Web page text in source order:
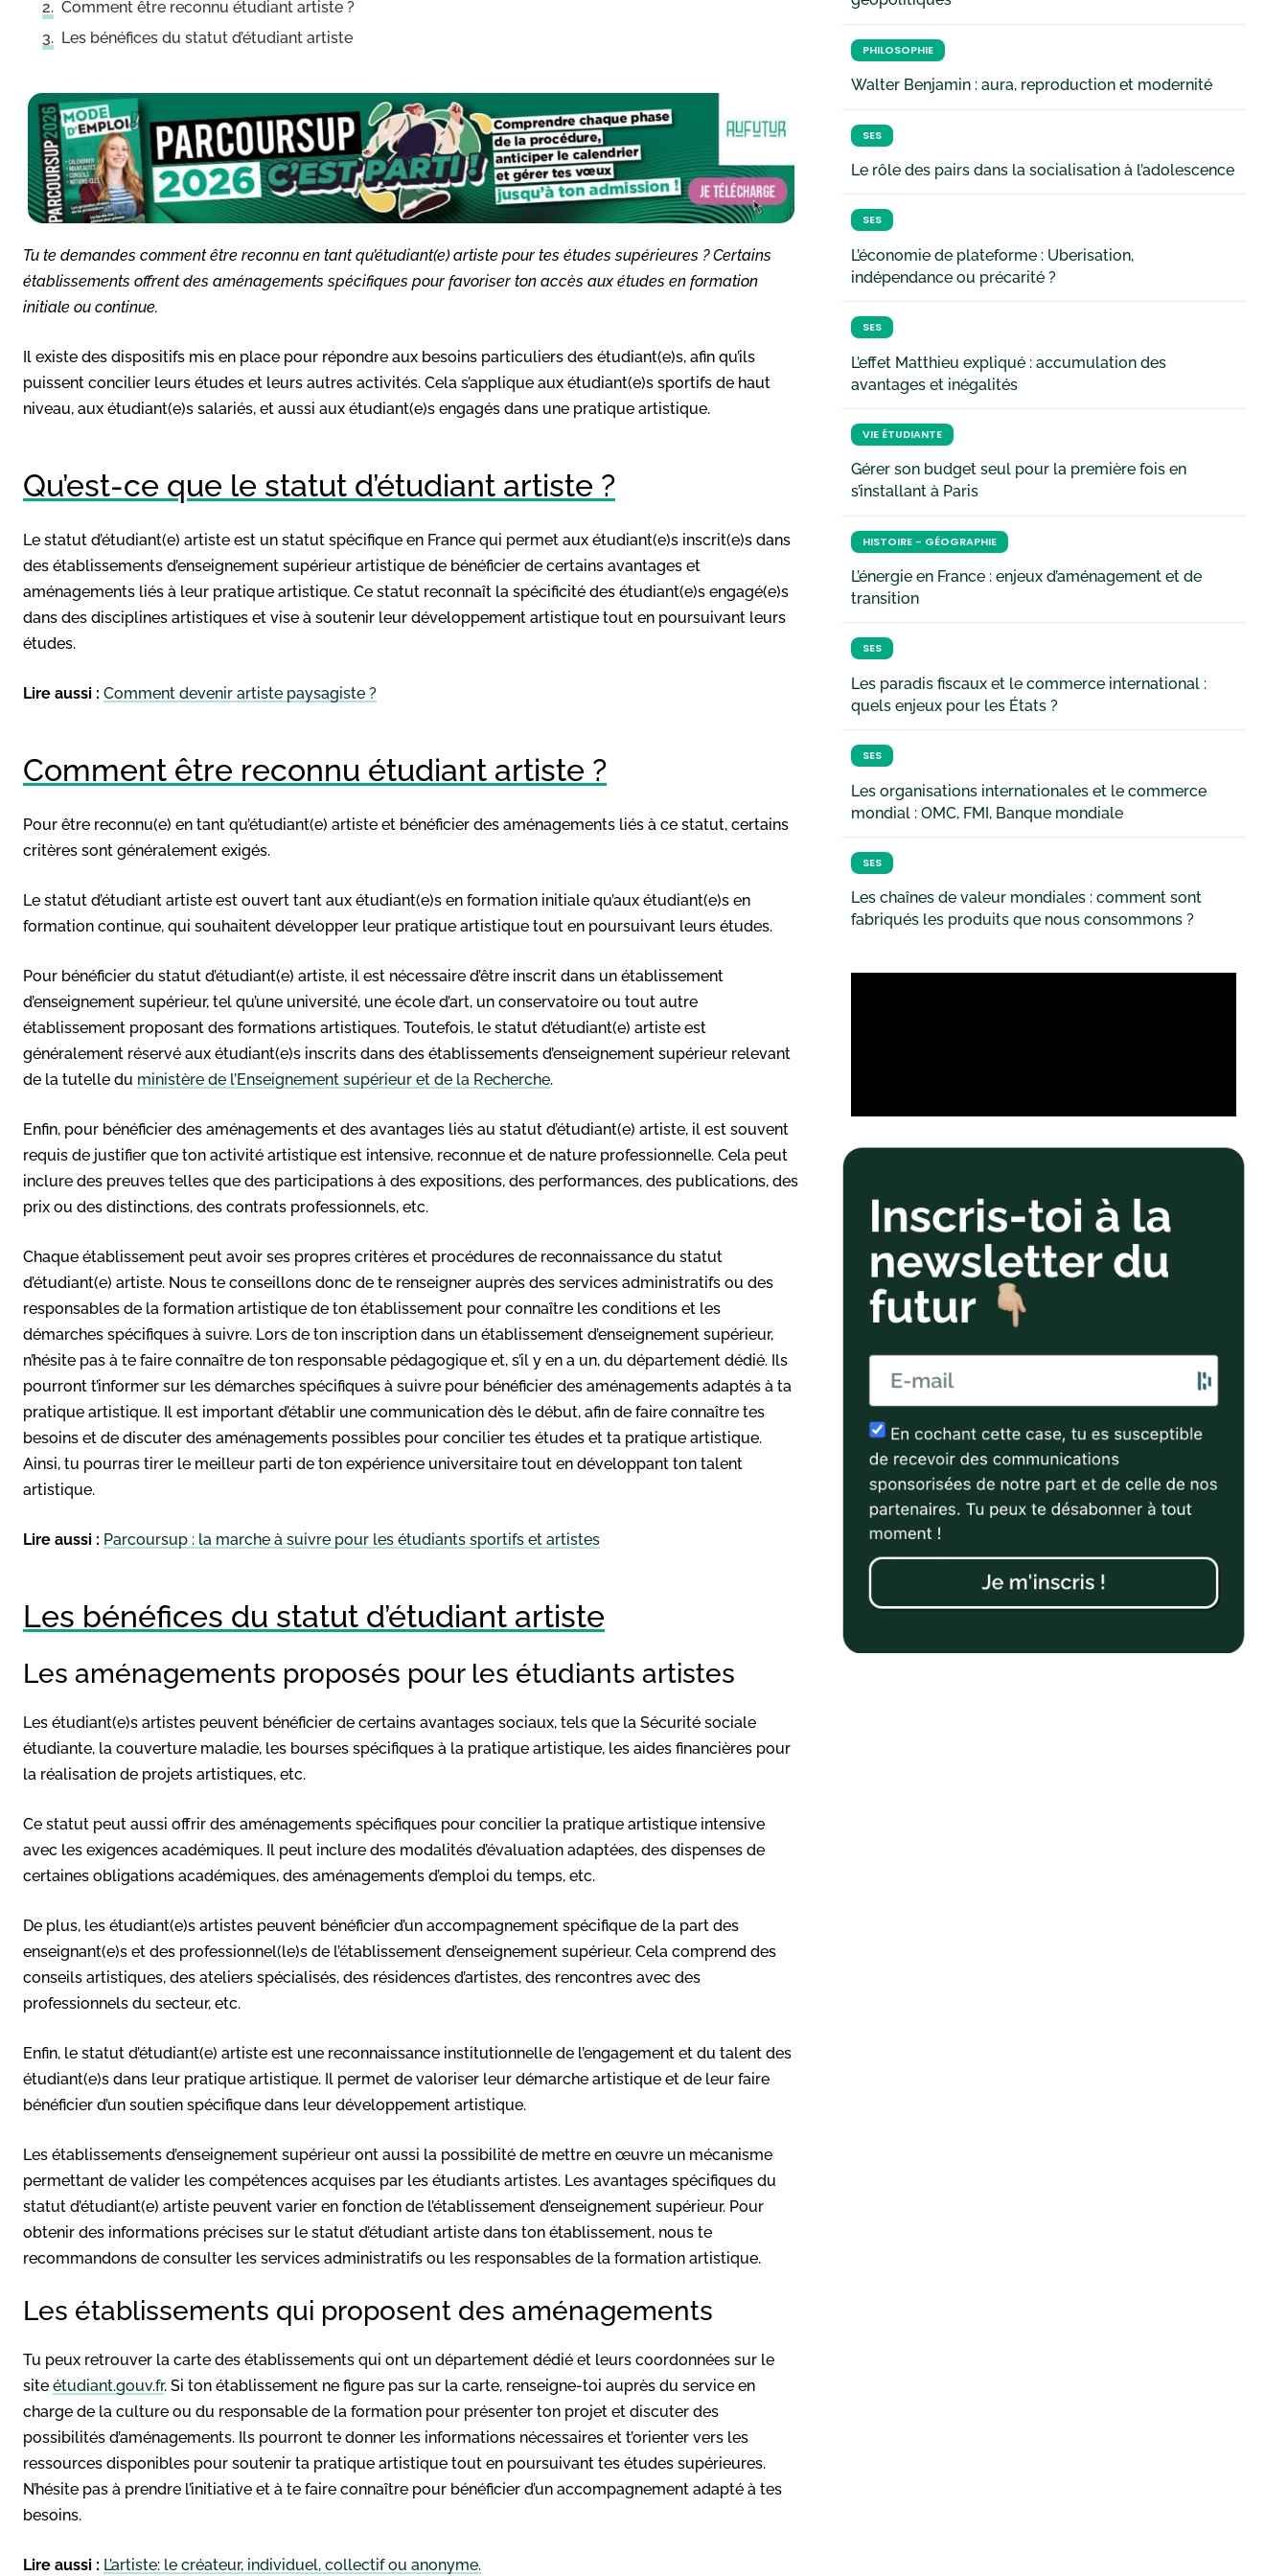
Comment être reconnu étudiant artiste ?
Les bénéfices du statut d’étudiant artiste
Tu te demandes comment être reconnu en tant qu’étudiant(e) artiste pour tes études supérieures ? Certains
établissements offrent des aménagements spécifiques pour favoriser ton accès aux études en formation
initiale ou continue.
Il existe des dispositifs mis en place pour répondre aux besoins particuliers des étudiant(e)s, afin qu’ils
puissent concilier leurs études et leurs autres activités. Cela s’applique aux étudiant(e)s sportifs de haut
niveau, aux étudiant(e)s salariés, et aussi aux étudiant(e)s engagés dans une pratique artistique.
Qu’est-ce que le statut d’étudiant artiste ?
Le statut d’étudiant(e) artiste est un statut spécifique en France qui permet aux étudiant(e)s inscrit(e)s dans
des établissements d’enseignement supérieur artistique de bénéficier de certains avantages et
aménagements liés à leur pratique artistique. Ce statut reconnaît la spécificité des étudiant(e)s engagé(e)s
dans des disciplines artistiques et vise à soutenir leur développement artistique tout en poursuivant leurs
études.
Lire aussi : Comment devenir artiste paysagiste ?
Comment être reconnu étudiant artiste ?
Pour être reconnu(e) en tant qu’étudiant(e) artiste et bénéficier des aménagements liés à ce statut, certains
critères sont généralement exigés.
Le statut d’étudiant artiste est ouvert tant aux étudiant(e)s en formation initiale qu’aux étudiant(e)s en
formation continue, qui souhaitent développer leur pratique artistique tout en poursuivant leurs études.
Pour bénéficier du statut d’étudiant(e) artiste, il est nécessaire d’être inscrit dans un établissement
d’enseignement supérieur, tel qu’une université, une école d’art, un conservatoire ou tout autre
établissement proposant des formations artistiques. Toutefois, le statut d’étudiant(e) artiste est
généralement réservé aux étudiant(e)s inscrits dans des établissements d’enseignement supérieur relevant
de la tutelle du ministère de l’Enseignement supérieur et de la Recherche.
Enfin, pour bénéficier des aménagements et des avantages liés au statut d’étudiant(e) artiste, il est souvent
requis de justifier que ton activité artistique est intensive, reconnue et de nature professionnelle. Cela peut
inclure des preuves telles que des participations à des expositions, des performances, des publications, des
prix ou des distinctions, des contrats professionnels, etc.
Chaque établissement peut avoir ses propres critères et procédures de reconnaissance du statut
d’étudiant(e) artiste. Nous te conseillons donc de te renseigner auprès des services administratifs ou des
responsables de la formation artistique de ton établissement pour connaître les conditions et les
démarches spécifiques à suivre. Lors de ton inscription dans un établissement d’enseignement supérieur,
n’hésite pas à te faire connaître de ton responsable pédagogique et, s’il y en a un, du département dédié. Ils
pourront t’informer sur les démarches spécifiques à suivre pour bénéficier des aménagements adaptés à ta
pratique artistique. Il est important d’établir une communication dès le début, afin de faire connaître tes
besoins et de discuter des aménagements possibles pour concilier tes études et ta pratique artistique.
Ainsi, tu pourras tirer le meilleur parti de ton expérience universitaire tout en développant ton talent
artistique.
Lire aussi : Parcoursup : la marche à suivre pour les étudiants sportifs et artistes
Les bénéfices du statut d’étudiant artiste
Les aménagements proposés pour les étudiants artistes
Les étudiant(e)s artistes peuvent bénéficier de certains avantages sociaux, tels que la Sécurité sociale
étudiante, la couverture maladie, les bourses spécifiques à la pratique artistique, les aides financières pour
la réalisation de projets artistiques, etc.
Ce statut peut aussi offrir des aménagements spécifiques pour concilier la pratique artistique intensive
avec les exigences académiques. Il peut inclure des modalités d’évaluation adaptées, des dispenses de
certaines obligations académiques, des aménagements d’emploi du temps, etc.
De plus, les étudiant(e)s artistes peuvent bénéficier d’un accompagnement spécifique de la part des
enseignant(e)s et des professionnel(le)s de l’établissement d’enseignement supérieur. Cela comprend des
conseils artistiques, des ateliers spécialisés, des résidences d’artistes, des rencontres avec des
professionnels du secteur, etc.
Enfin, le statut d’étudiant(e) artiste est une reconnaissance institutionnelle de l’engagement et du talent des
étudiant(e)s dans leur pratique artistique. Il permet de valoriser leur démarche artistique et de leur faire
bénéficier d’un soutien spécifique dans leur développement artistique.
Les établissements d’enseignement supérieur ont aussi la possibilité de mettre en œuvre un mécanisme
permettant de valider les compétences acquises par les étudiants artistes. Les avantages spécifiques du
statut d’étudiant(e) artiste peuvent varier en fonction de l’établissement d’enseignement supérieur. Pour
obtenir des informations précises sur le statut d’étudiant artiste dans ton établissement, nous te
recommandons de consulter les services administratifs ou les responsables de la formation artistique.
Les établissements qui proposent des aménagements
Tu peux retrouver la carte des établissements qui ont un département dédié et leurs coordonnées sur le
site étudiant.gouv.fr. Si ton établissement ne figure pas sur la carte, renseigne-toi auprès du service en
charge de la culture ou du responsable de la formation pour présenter ton projet et discuter des
possibilités d’aménagements. Ils pourront te donner les informations nécessaires et t’orienter vers les
ressources disponibles pour soutenir ta pratique artistique tout en poursuivant tes études supérieures.
N’hésite pas à prendre l’initiative et à te faire connaître pour bénéficier d’un accompagnement adapté à tes
besoins.
Lire aussi : L’artiste: le créateur, individuel, collectif ou anonyme.
PHILOSOPHIE
Walter Benjamin : aura, reproduction et modernité
SES
Le rôle des pairs dans la socialisation à l’adolescence
SES
L’économie de plateforme : Uberisation,
indépendance ou précarité ?
SES
L’effet Matthieu expliqué : accumulation des
avantages et inégalités
VIE ÉTUDIANTE
Gérer son budget seul pour la première fois en
s’installant à Paris
HISTOIRE - GÉOGRAPHIE
L’énergie en France : enjeux d’aménagement et de
transition
SES
Les paradis fiscaux et le commerce international :
quels enjeux pour les États ?
SES
Les organisations internationales et le commerce
mondial : OMC, FMI, Banque mondiale
SES
Les chaînes de valeur mondiales : comment sont
fabriqués les produits que nous consommons ?